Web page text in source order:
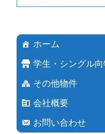
ホーム
学生・シングル
その他物件
会社概要
お問い合わせ